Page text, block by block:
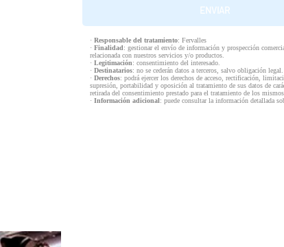
· Responsable del tratamiento: Fervalles
· Finalidad: gestionar el envío de información y prospección
relacionada con nuestros servicios y/o productos.
· Legitimación: consentimiento del interesado.
· Destinatarios: no se cederán datos a terceros, salvo obligación legal.
· Derechos: podrá ejercer los derechos de acceso, rectificación,
supresión, portabilidad y oposición al tratamiento de sus datos de
retirada del consentimiento prestado para el tratamiento de los mismos.
· Información adicional: puede consultar la información detallada